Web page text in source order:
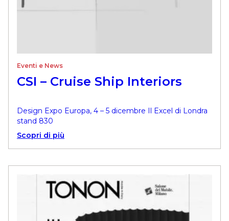
Eventi e News
CSI – Cruise Ship Interiors
Design Expo Europa, 4 – 5 dicembre Il Excel di Londra
stand 830
Scopri di più